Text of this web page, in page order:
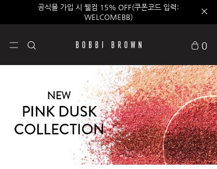
공식몰 가입 시 웰컴 15% OFF(쿠폰코드 입력:
WELCOMEBB)
0